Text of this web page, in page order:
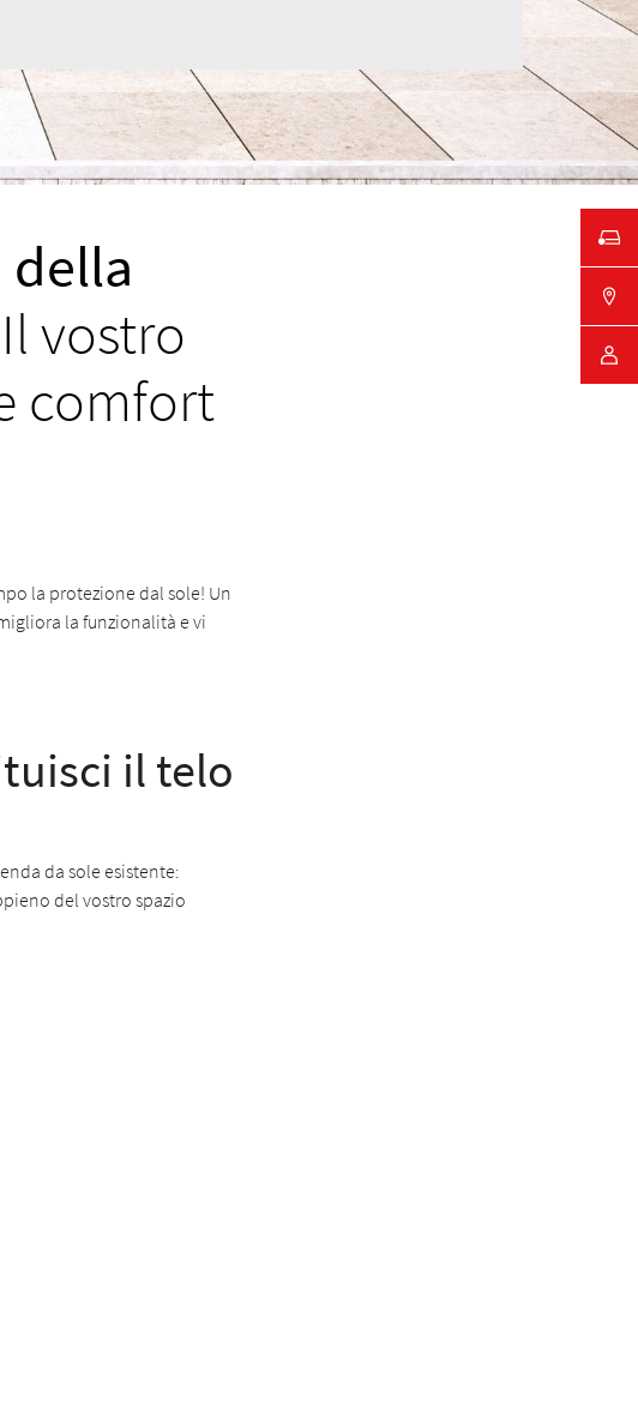
Il vostro
comfort
la protezione dal sole! Un
la funzionalità e vi
il telo
da sole esistente:
del vostro spazio